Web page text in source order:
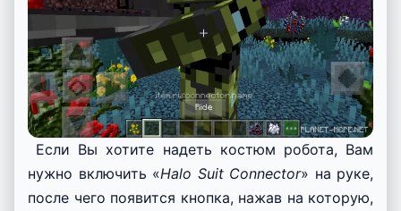
Если Вы хотите надеть костюм робота, Вам
нужно включить «Halo Suit Connector» на руке,
после чего появится кнопка, нажав на которую,